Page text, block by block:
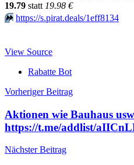
19.79 statt 19.98 €
⏩️ https://s.pirat.deals/1eff8134
View Source
Rabatte Bot
Beitragsnavigation
Vorheriger Beitrag
Aktionen wie Bauhaus
https://t.me/addlist/
Nächster Beitrag